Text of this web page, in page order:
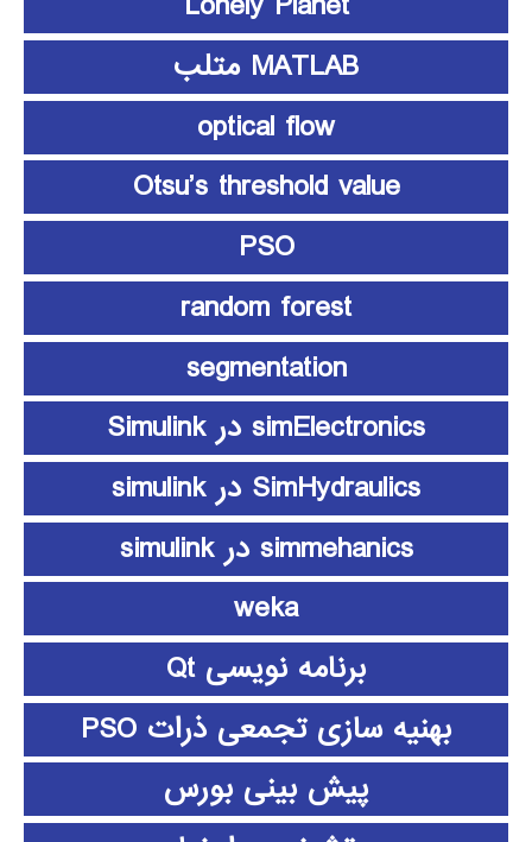
MATLAB متلب
optical flow
Otsu’s threshold value
PSO
random forest
segmentation
simElectronics در Simulink
SimHydraulics در simulink
simmehanics در simulink
weka
برنامه نویسی Qt
بهنیه سازی تجمعی ذرات PSO
پیش بینی بورس